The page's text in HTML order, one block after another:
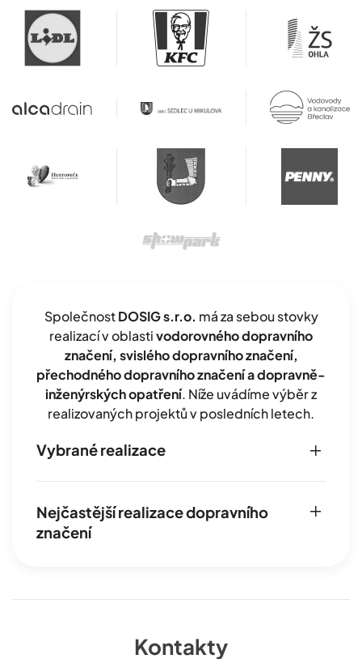
SpolečnostDOSIG s.r.o. má za sebou stovky
realizací v oblastivodorovného dopravního
značení, svislého dopravního značení,
přechodného dopravního značení a dopravně-
inženýrských opatření. Níže uvádíme výběr z
realizovaných projektů v posledních letech.
Vybrané realizace
Nejčastější realizace dopravního
značení
Kontakty